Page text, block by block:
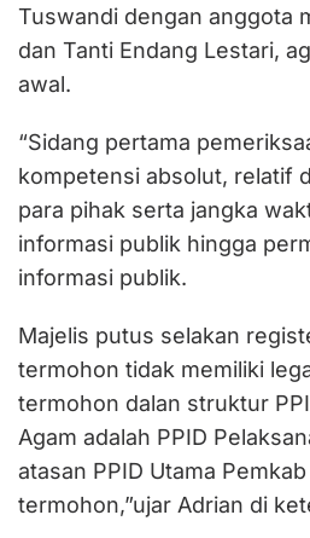
Tuswandi dengan anggota
dan Tanti Endang Lestari,
awal.
“Sidang pertama
kompetensi absolut, relatif
para pihak serta jangka
informasi publik hingga
informasi publik.
Majelis putus selakan
termohon tidak memiliki
termohon dalan struktur
Agam adalah PPID
atasan PPID Utama
termohon,”ujar Adrian di